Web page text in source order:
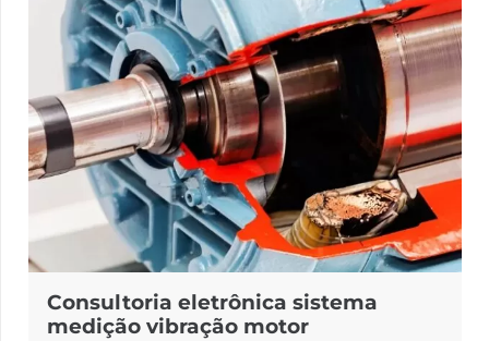
eletrônica sistema
vibração motor